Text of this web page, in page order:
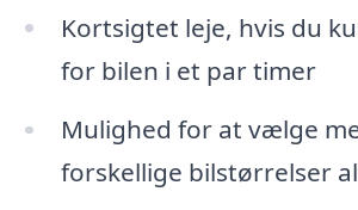
Kortsigtet leje, hvis du
for bilen i et par timer
Mulighed for at vælge
forskellige bilstørrelser